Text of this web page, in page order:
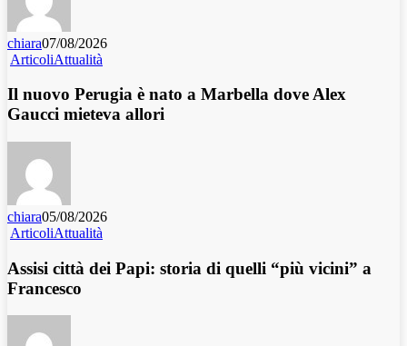
chiara07/08/2026
ArticoliAttualità
Il nuovo Perugia è nato a Marbella dove Alex
Gaucci mieteva allori
chiara05/08/2026
ArticoliAttualità
Assisi città dei Papi: storia di quelli “più vicini” a
Francesco